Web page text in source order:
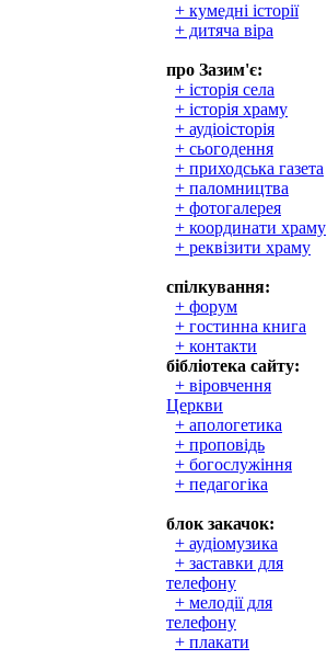
+ кумедні історії
+ дитяча віра
про Зазим'є:
+ історія села
+ історія храму
+ аудіоісторія
+ сьогодення
+ приходська газета
+ паломництва
+ фотогалерея
+ координати храму
+ реквізити храму
спілкування:
+ форум
+ гостинна книга
+ контакти
бібліотека сайту:
+ віровчення
Церкви
+ апологетика
+ проповідь
+ богослужіння
+ педагогіка
блок закачок:
+ аудіомузика
+ заставки для
телефону
+ мелодії для
телефону
+ плакати